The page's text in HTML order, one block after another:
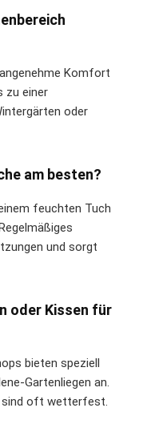
Komfort
zu einer
oder
am besten?
feuchten Tuch
und sorgt
oder Kissen für
bieten speziell
Gartenliegen an.
sind oft wetterfest.